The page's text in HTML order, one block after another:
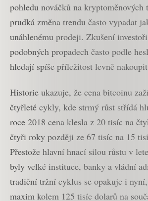
pohledu nováčků na kryptoměnových
prudká změna trendu často vypadat
unáhlenému prodeji. Zkušení
podobných propadech často podle
hledají spíše příležitost levně
Historie ukazuje, že cena bitcoinu
čtyřleté cykly, kde strmý růst střídá
roce 2018 cena klesla z 20 tisíc na
čtyři roky později ze 67 tisíc na 15
Přestože hlavní hnací silou růstu v
byly velké instituce, banky a vládní
tradiční tržní cyklus se opakuje i
maxim kolem 125 tisíc dolarů na